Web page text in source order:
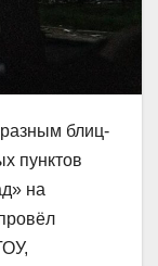
блиц-
пунктов
на